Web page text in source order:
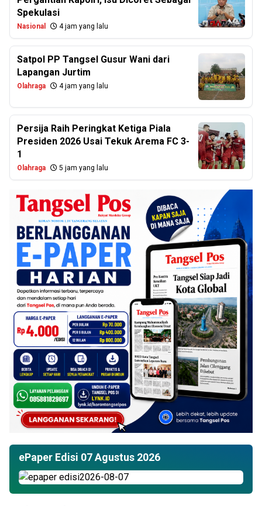
Spekulasi
Nasional 4 jam yang lalu
Satpol PP Tangsel Gusur Wani dari
Lapangan Jurtim
Olahraga 4 jam yang lalu
Persija Raih Peringkat Ketiga Piala
Presiden 2026 Usai Tekuk Arema FC 3-
1
Olahraga 5 jam yang lalu
ePaper Edisi 07 Agustus 2026